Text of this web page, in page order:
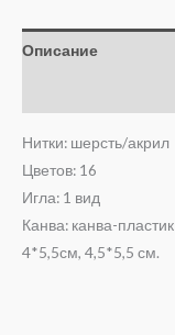
Описание
Нитки: шерсть/акрил
Цветов: 16
Игла: 1 вид
Канва: канва-
4*5,5см, 4,5*5,5 см.